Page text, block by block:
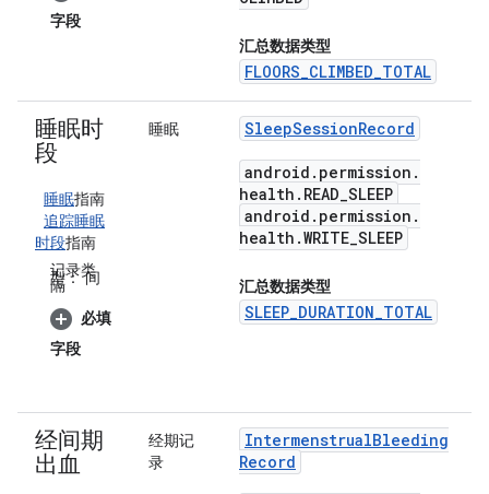
字段
汇总数据类型
FLOORS_CLIMBED_TOTAL
睡眠时
段
睡眠指南
追踪睡眠
时段指南
记录类
型：间
隔
必填
字段
睡眠 SleepSessionRecord
android . permission .
health . READ_SLEEP
android . permission .
health .WRITE_SLEEP
汇总数据类型
SLEEP_DURATION_TOTAL
经间期
出血
经期记
录
IntermenstrualBleeding
Record